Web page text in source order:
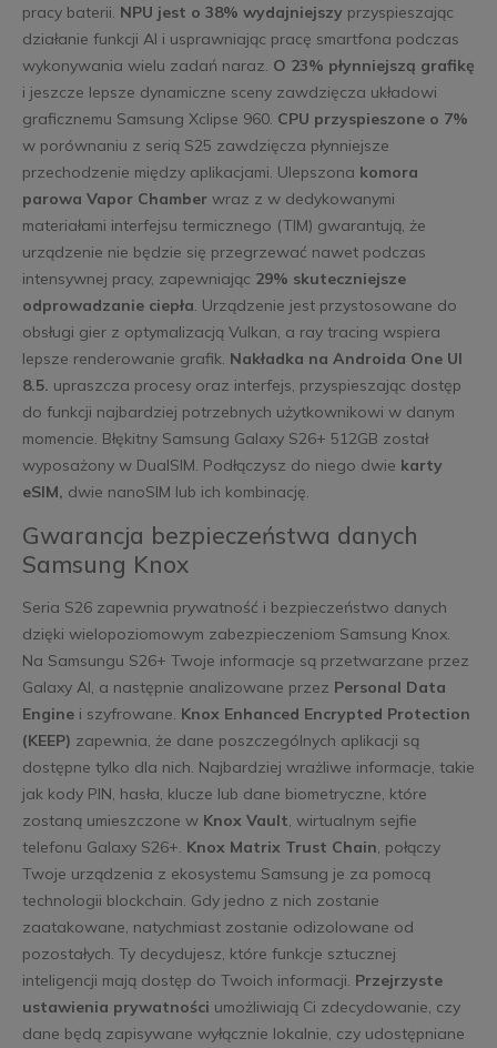
pracy baterii. NPU jest o 38% wydajniejszyprzyspieszając
działanie funkcji AI i usprawniając pracę smartfona podczas
wykonywania wielu zadań naraz. O 23% płynniejszą grafikę
i jeszcze lepsze dynamiczne sceny zawdzięcza układowi
graficznemu Samsung Xclipse 960. CPU przyspieszone o 7%
w porównaniu z serią S25 zawdzięcza płynniejsze
przechodzenie między aplikacjami. Ulepszona komora
parowa Vapor Chamberwraz z w dedykowanymi
materiałami interfejsu termicznego (TIM) gwarantują, że
urządzenie nie będzie się przegrzewać nawet podczas
intensywnej pracy, zapewniając 29% skuteczniejsze
odprowadzanie ciepła. Urządzenie jest przystosowane do
obsługi gier z optymalizacją Vulkan, a ray tracing wspiera
lepsze renderowanie grafik. Nakładka na Androida One UI
8.5. upraszcza procesy oraz interfejs, przyspieszając dostęp
do funkcji najbardziej potrzebnych użytkownikowi w danym
momencie. Błękitny Samsung Galaxy S26+ 512GB został
wyposażony w DualSIM. Podłączysz do niego dwie karty
eSIM, dwie nanoSIM lub ich kombinację.
Gwarancja bezpieczeństwa danych
Samsung Knox
Seria S26 zapewnia prywatność i bezpieczeństwo danych
dzięki wielopoziomowym zabezpieczeniom Samsung Knox.
Na Samsungu S26+ Twoje informacje są przetwarzane przez
Galaxy AI, a następnie analizowane przez Personal Data
Enginei szyfrowane. Knox Enhanced Encrypted Protection
(KEEP) zapewnia, że dane poszczególnych aplikacji są
dostępne tylko dla nich. Najbardziej wrażliwe informacje, takie
jak kody PIN, hasła, klucze lub dane biometryczne, które
zostaną umieszczone w Knox Vault, wirtualnym sejfie
telefonu Galaxy S26+. Knox Matrix Trust Chain, połączy
Twoje urządzenia z ekosystemu Samsung je za pomocą
technologii blockchain. Gdy jedno z nich zostanie
zaatakowane, natychmiast zostanie odizolowane od
pozostałych. Ty decydujesz, które funkcje sztucznej
inteligencji mają dostęp do Twoich informacji. Przejrzyste
ustawienia prywatności umożliwiają Ci zdecydowanie, czy
dane będą zapisywane wyłącznie lokalnie, czy udostępniane